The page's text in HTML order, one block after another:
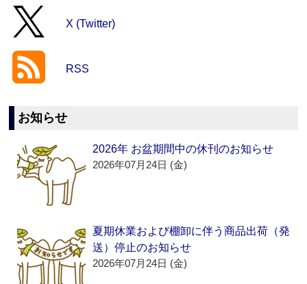
X (Twitter)
RSS
お知らせ
2026年 お盆期間中の休刊のお知らせ
2026年07月24日 (金)
夏期休業および棚卸に伴う商品出荷（発
送）停止のお知らせ
2026年07月24日 (金)